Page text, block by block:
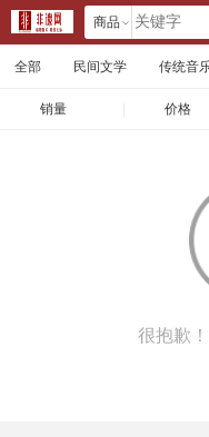
商品 󰄘
全部 民间文学 传统音
销量 价格
很抱歉